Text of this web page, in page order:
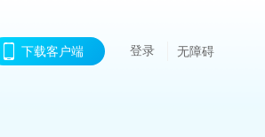
下载客户端 登录 无障碍